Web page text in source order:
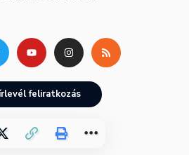
feliratkozás
– Minden jog fenntartva.